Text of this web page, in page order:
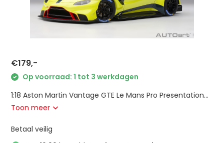
€179,-
Op voorraad: 1 tot 3 werkdagen
1:18 Aston Martin Vantage GTE Le Mans Pro Presentation...
Toon meer
Betaal veilig